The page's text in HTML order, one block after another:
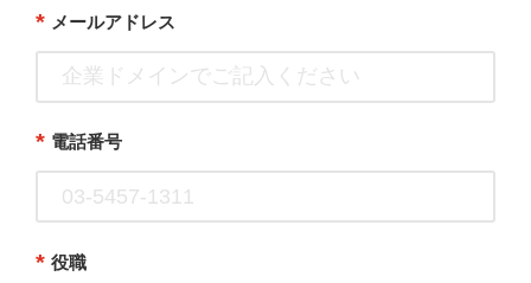
* メールアドレス
* 電話番号
* 役職